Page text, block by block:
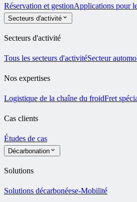
Réservation et gestionApplications pour
Secteurs d'activité
Secteurs d'activité
Tous les secteurs d'activitéSecteur
Nos expertises
Logistique de la chaîne du froidFret
Cas clients
Études de cas
Décarbonation
Solutions
Solutions décarbonéese-Mobilité